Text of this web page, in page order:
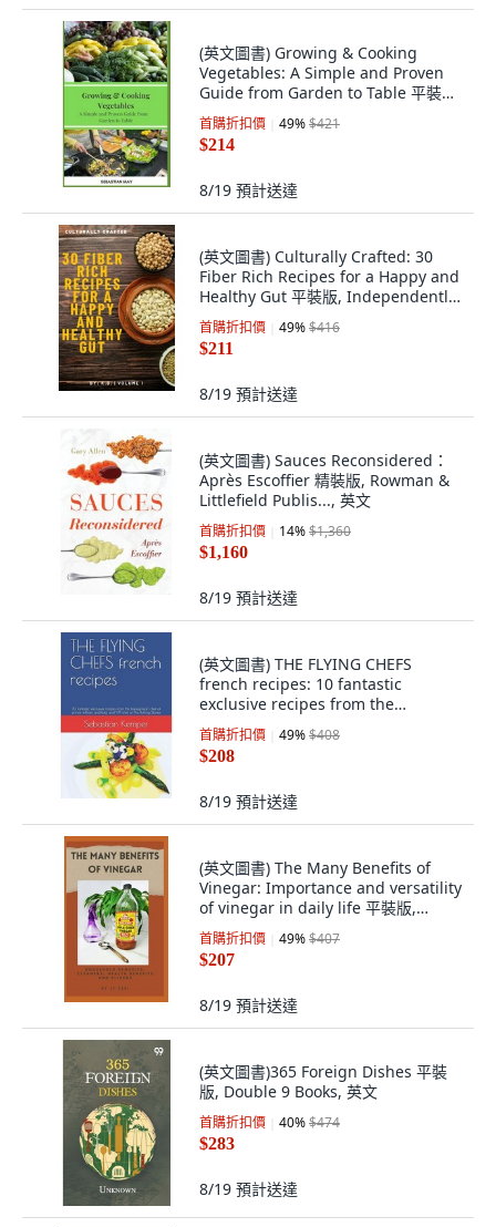
(英文圖書) Growing & Cooking
Vegetables: A Simple and Proven
Guide from Garden to Table 平裝版,
Independently Published, 英文
首購折扣價 49%$421
$214
8/19 預計送達
(英文圖書) Culturally Crafted: 30
Fiber Rich Recipes for a Happy and
Healthy Gut 平裝版, Independently
Published, 英文
首購折扣價 49%$416
$211
8/19 預計送達
(英文圖書) Sauces Reconsidered：
Après Escoffier 精裝版, Rowman &
Littlefield Publis..., 英文
首購折扣價 14%$1,360
$1,160
8/19 預計送達
(英文圖書) THE FLYING CHEFS
french recipes: 10 fantastic
exclusive recipes from the
honeymoon chef of pr... 平裝版,
Independently Published, 英文
首購折扣價 49%$408
$208
8/19 預計送達
(英文圖書) The Many Benefits of
Vinegar: Importance and versatility
of vinegar in daily life 平裝版,
Independently Published, 英文
首購折扣價 49%$407
$207
8/19 預計送達
(英文圖書)365 Foreign Dishes 平裝
版, Double 9 Books, 英文
首購折扣價 40%$474
$283
8/19 預計送達